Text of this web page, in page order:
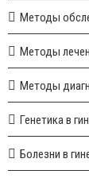
Методы
Методы
Методы
Генетика в
Болезни в